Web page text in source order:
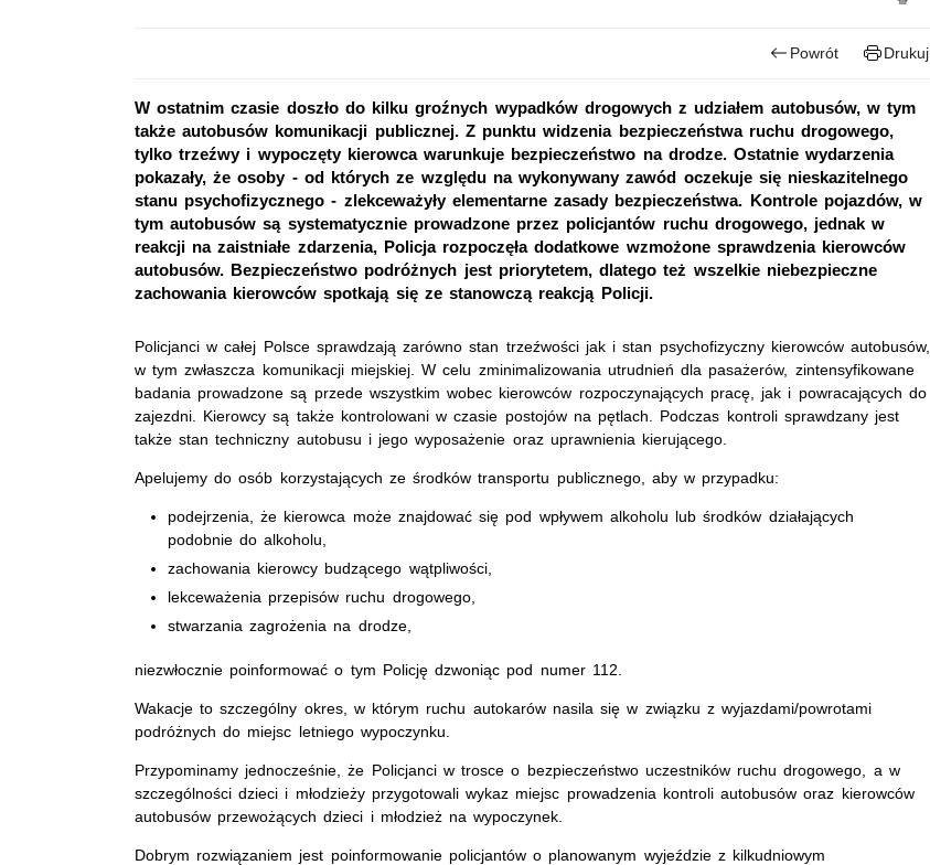
Powrót Drukuj
W ostatnim czasie doszło do kilku groźnych wypadków drogowych z udziałem autobusów, w tym
także autobusów komunikacji publicznej. Z punktu widzenia bezpieczeństwa ruchu drogowego,
tylko trzeźwy i wypoczęty kierowca warunkuje bezpieczeństwo na drodze. Ostatnie wydarzenia
pokazały, że osoby - od których ze względu na wykonywany zawód oczekuje się nieskazitelnego
stanu psychofizycznego - zlekceważyły elementarne zasady bezpieczeństwa. Kontrole pojazdów, w
tym autobusów są systematycznie prowadzone przez policjantów ruchu drogowego, jednak w
reakcji na zaistniałe zdarzenia, Policja rozpoczęła dodatkowe wzmożone sprawdzenia kierowców
autobusów. Bezpieczeństwo podróżnych jest priorytetem, dlatego też wszelkie niebezpieczne
zachowania kierowców spotkają się ze stanowczą reakcją Policji.
Policjanci w całej Polsce sprawdzają zarówno stan trzeźwości jak i stan psychofizyczny kierowców autobusów,
w tym zwłaszcza komunikacji miejskiej. W celu zminimalizowania utrudnień dla pasażerów, zintensyfikowane
badania prowadzone są przede wszystkim wobec kierowców rozpoczynających pracę, jak i powracających do
zajezdni. Kierowcy są także kontrolowani w czasie postojów na pętlach. Podczas kontroli sprawdzany jest
także stan techniczny autobusu i jego wyposażenie oraz uprawnienia kierującego.
Apelujemy do osób korzystających ze środków transportu publicznego, aby w przypadku:
podejrzenia, że kierowca może znajdować się pod wpływem alkoholu lub środków działających
podobnie do alkoholu,
zachowania kierowcy budzącego wątpliwości,
lekceważenia przepisów ruchu drogowego,
stwarzania zagrożenia na drodze,
niezwłocznie poinformować o tym Policję dzwoniąc pod numer 112.
Wakacje to szczególny okres, w którym ruchu autokarów nasila się w związku z wyjazdami/powrotami
podróżnych do miejsc letniego wypoczynku.
Przypominamy jednocześnie, że Policjanci w trosce o bezpieczeństwo uczestników ruchu drogowego, a w
szczególności dzieci i młodzieży przygotowali wykaz miejsc prowadzenia kontroli autobusów oraz kierowców
autobusów przewożących dzieci i młodzież na wypoczynek.
Dobrym rozwiązaniem jest poinformowanie policjantów o planowanym wyjeździe z kilkudniowym